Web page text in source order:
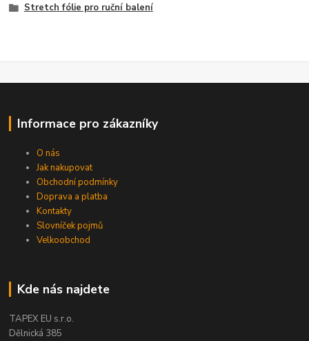
Stretch fólie pro ruční balení
Informace pro zákazníky
O nás
Jak nakupovat
Obchodní podmínky
Doprava a platba
Kontakty
Slovníček pojmů
Velkoobchod
Kde nás najdete
TAPEX EU s.r.o.
Dělnická 385